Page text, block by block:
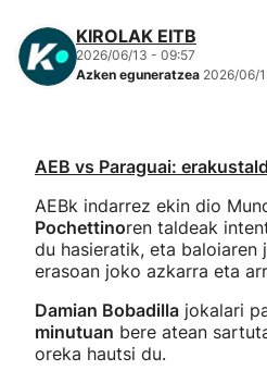
KIROLAK EITB
2026/06/13 - 09:57
Azken eguneratzea 2026/06/
AEB vs Paraguai:
AEBk indarrez ekin dio
Pochettinoren taldeak
du hasieratik, eta
erasoan joko azkarra eta
Damian Bobadilla jokalari
minutuan bere atean
oreka hautsi du.